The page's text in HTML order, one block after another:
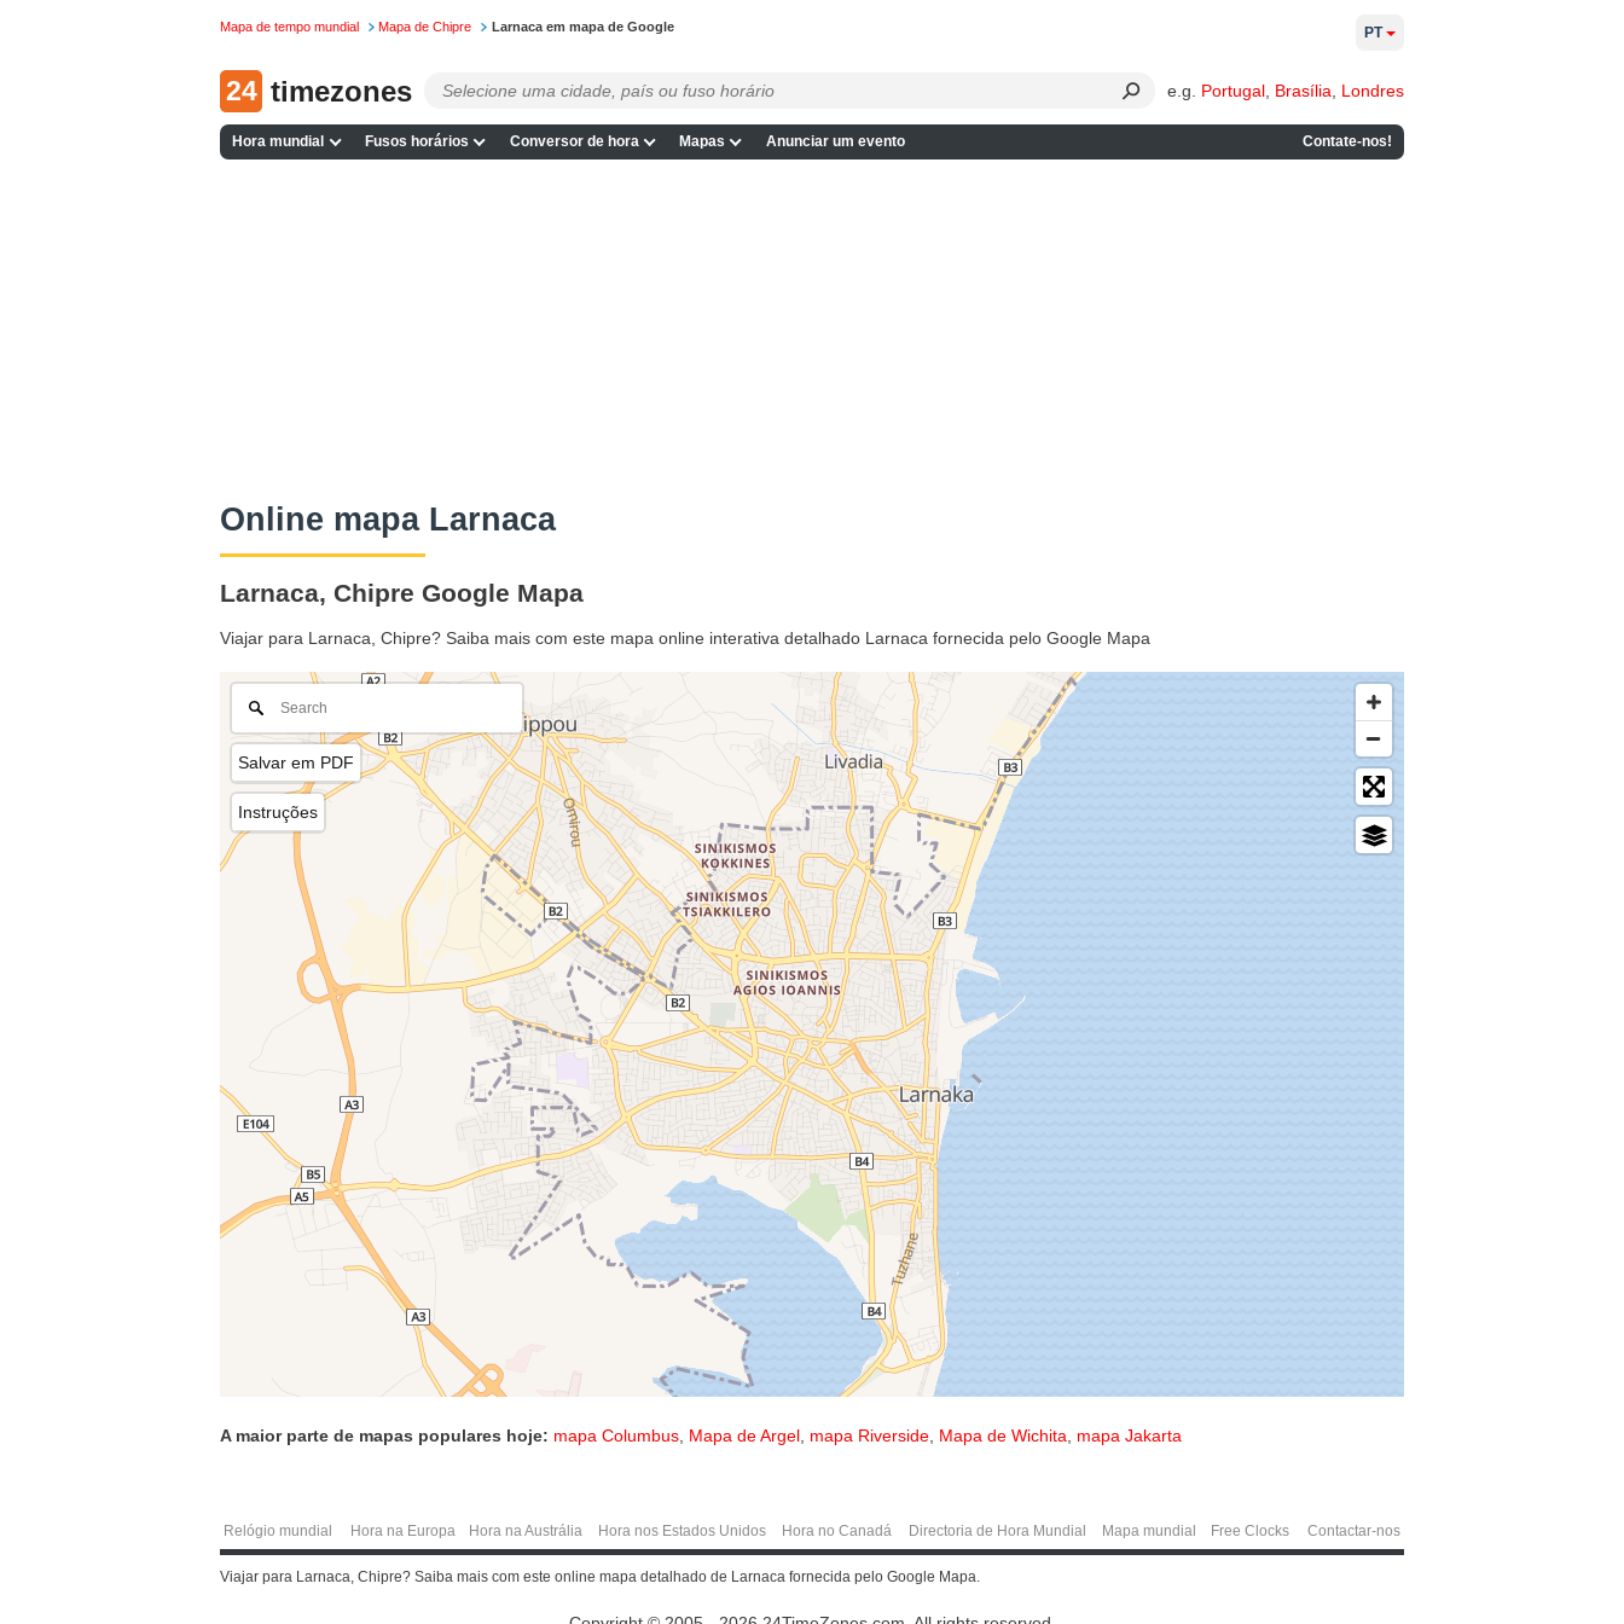
Mapa de tempo mundial Mapa de Chipre Larnaca em mapa de Google
24 timezones e.g. Portugal Brasília Londres
Hora mundial Fusos horários Conversor de hora Mapas Anunciar um evento Contate-nos!
PT
Online mapa Larnaca
Larnaca, Chipre Google Mapa
Viajar para Larnaca, Chipre? Saiba mais com este mapa online interativa detalhado Larnaca fornecida pelo Google Mapa
Salvar em PDF
Instruções
A maior parte de mapas populares hoje: mapa Columbus Mapa de Argel mapa Riverside Mapa de Wichita mapa Jakarta
Relógio mundial Hora na Europa Hora na Austrália Hora nos Estados Unidos Hora no Canadá Directoria de Hora Mundial Mapa mundial Free Clocks Contactar-nos
Viajar para Larnaca, Chipre? Saiba mais com este online mapa detalhado de Larnaca fornecida pelo Google Mapa.